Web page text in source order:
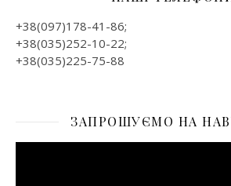
+38(097)178-41-86;
+38(035)252-10-22;
+38(035)225-75-88
ЗАПРОШУЄМО НА
Відеопрогравач